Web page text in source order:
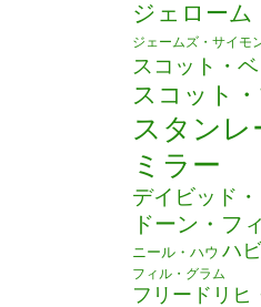
ジェロー
ジェームズ・サイモ
スコット・
スコット
スタン
ミラー
デイビッド
ドーン・フ
ニール・ハウ ハ
フィル・グラム
フリードリヒ